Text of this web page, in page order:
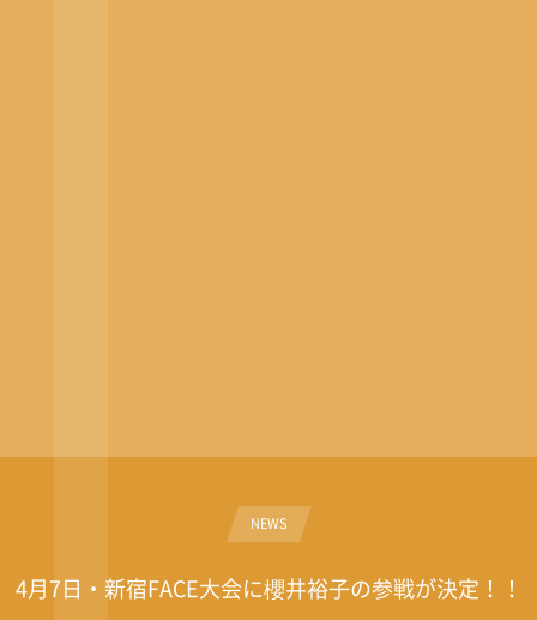
NEWS
4月7日・新宿FACE大会に櫻井裕子の参戦が決定！！